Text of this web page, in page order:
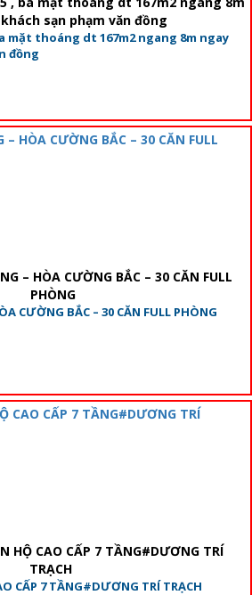
mặt thoáng dt 167m2 ngang 8m ngay
đồng
CƯỜNG BẮC – 30 CĂN FULL PHÒNG
CẤP 7 TẦNG#DƯƠNG TRÍ TRẠCH